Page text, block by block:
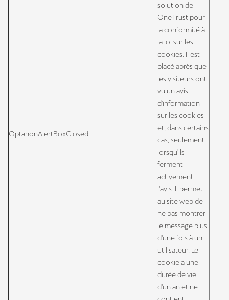
OptanonAlertBoxClosed
solution de
OneTrust pour
la conformité à
la loi sur les
cookies. Il est
placé après que
les visiteurs ont
vu un avis
d'information
sur les cookies
et, dans certains
cas, seulement
lorsqu'ils
ferment
activement
l'avis. Il permet
au site web de
ne pas montrer
le message plus
d'une fois à un
utilisateur. Le
cookie a une
durée de vie
d'un an et ne